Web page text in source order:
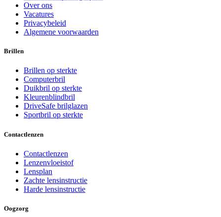
Over ons
Vacatures
Privacybeleid
Algemene voorwaarden
Brillen
Brillen op sterkte
Computerbril
Duikbril op sterkte
Kleurenblindbril
DriveSafe brilglazen
Sportbril op sterkte
Contactlenzen
Contactlenzen
Lenzenvloeistof
Lensplan
Zachte lensinstructie
Harde lensinstructie
Oogzorg